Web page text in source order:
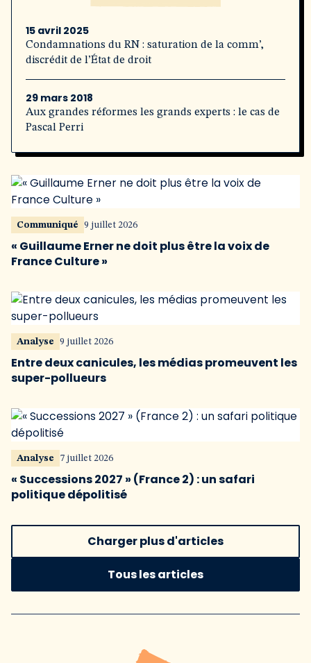
15 avril 2025
Condamnations du RN : saturation de la comm’,
discrédit de l’État de droit
29 mars 2018
Aux grandes réformes les grands experts : le cas de
Pascal Perri
Communiqué 9 juillet 2026
« Guillaume Erner ne doit plus être la voix de
France Culture »
Analyse 9 juillet 2026
Entre deux canicules, les médias promeuvent les
super-pollueurs
Analyse 7 juillet 2026
« Successions 2027 » (France 2) : un safari
politique dépolitisé
Charger plus d'articles
Tous les articles